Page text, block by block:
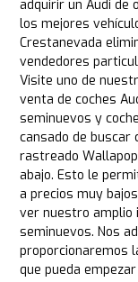
adquirir un Audi de
los mejores
Crestanevada
vendedores
Visite uno de
venta de coches
seminuevos y
cansado de buscar
rastreado
abajo. Esto le
a precios muy
ver nuestro amplio
seminuevos. Nos
proporcionaremos
que pueda